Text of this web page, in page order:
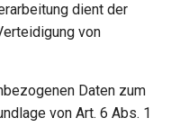
dient der
von
Daten zum
von Art. 6 Abs. 1